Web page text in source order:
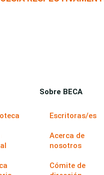
Sobre BECA
Escritoras/es
Acerca de
nosotros
Cómite de